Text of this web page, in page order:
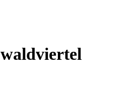
waldviertel